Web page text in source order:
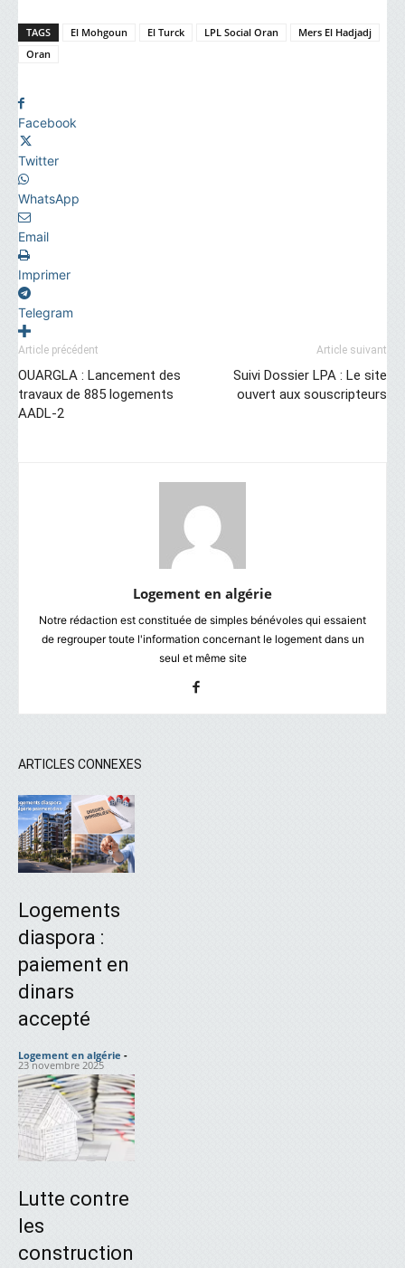
TAGS El Mohgoun El Turck LPL Social Oran
Mers El Hadjadj
Oran
Facebook
Twitter
WhatsApp
Email
Imprimer
Telegram
Article précédent
OUARGLA : Lancement des
travaux de 885 logements
AADL-2
Article suivant
Suivi Dossier LPA : Le site
ouvert aux souscripteurs
Logement en algérie
Notre rédaction est constituée de simples bénévoles qui essaient
de regrouper toute l'information concernant le logement dans un
seul et même site
ARTICLES CONNEXES
Logements
diaspora :
paiement en
dinars
accepté
Logement en algérie -
23 novembre 2025
Lutte contre
les
construction